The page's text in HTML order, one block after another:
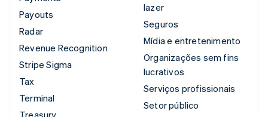
Payouts
Radar
Revenue Recognition
Stripe Sigma
Tax
Terminal
lazer
Seguros
Mídia e entretenimento
Organizações sem fins
lucrativos
Serviços profissionais
Setor público